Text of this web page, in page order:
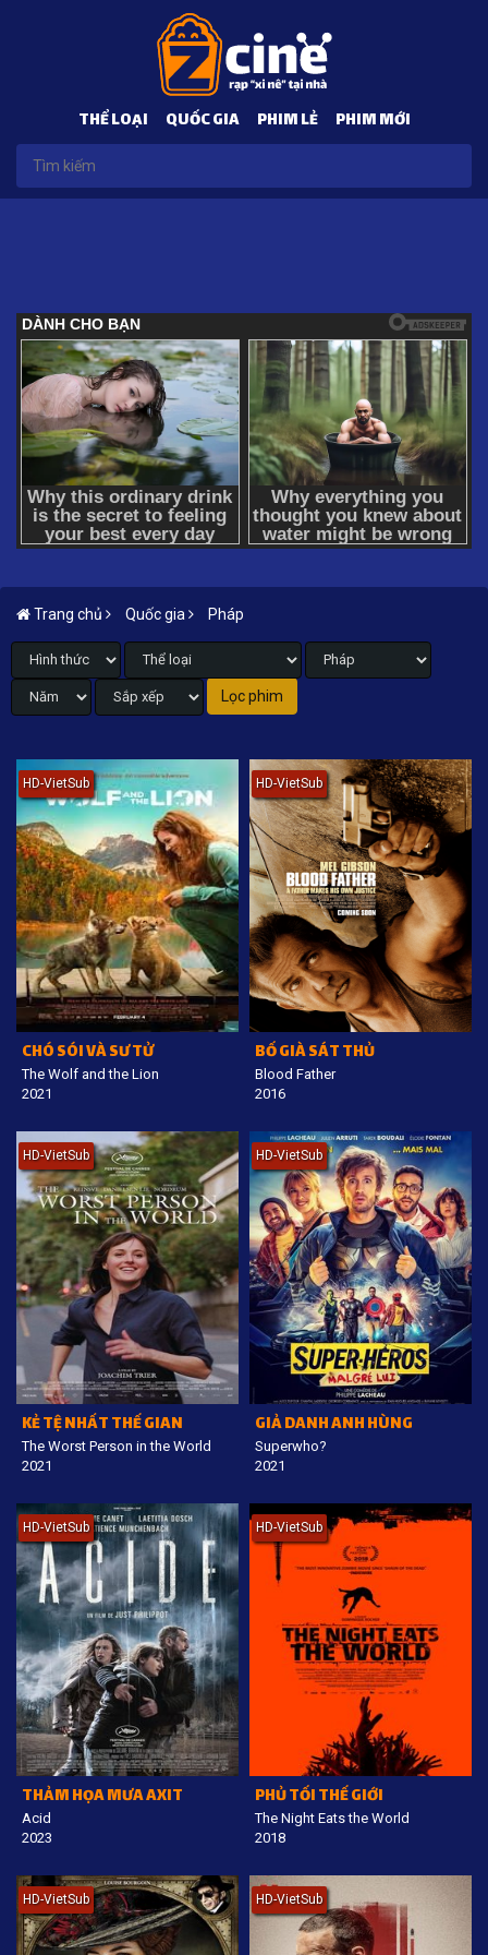
THỂ LOẠI QUỐC GIA PHIM LẺ PHIM MỚI
Trang chủ Quốc gia Pháp
HD-VietSub
CHÓ SÓI VÀ SƯ TỬ
The Wolf and the Lion
2021
HD-VietSub
BỐ GIÀ SÁT THỦ
Blood Father
2016
HD-VietSub
KẺ TỆ NHẤT THẾ GIAN
The Worst Person in the World
2021
HD-VietSub
GIẢ DANH ANH HÙNG
Superwho?
2021
HD-VietSub
THẢM HỌA MƯA AXIT
Acid
2023
HD-VietSub
PHỦ TỐI THẾ GIỚI
The Night Eats the World
2018
HD-VietSub HD-VietSub